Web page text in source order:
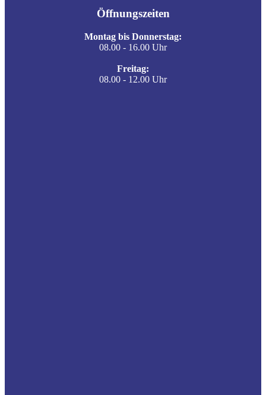
Öffnungszeiten
Montag bis Donnerstag:
08.00 - 16.00 Uhr
Freitag:
08.00 - 12.00 Uhr